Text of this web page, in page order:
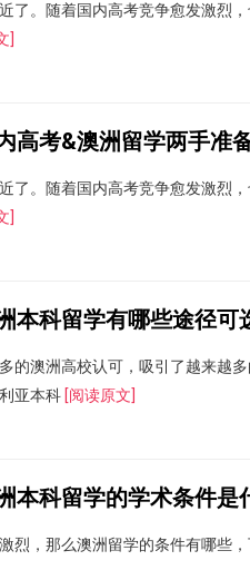
了。随着国内高考竞争愈发激烈
]
了。随着国内高考竞争愈发激烈
]
本科留学有哪些途径可
的澳洲高校认可，吸引了越来越
亚本科 [阅读原文]
本科留学的学术条件是
烈，那么澳洲留学的条件有哪些